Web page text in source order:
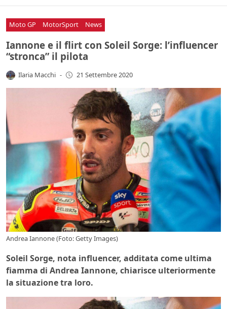
Moto GP MotorSport News
Iannone e il flirt con Soleil Sorge: l’influencer
“stronca” il pilota
Ilaria Macchi - 21 Settembre 2020
Andrea Iannone (Foto: Getty Images)
Soleil Sorge, nota influencer, additata come ultima
fiamma di Andrea Iannone, chiarisce ulteriormente
la situazione tra loro.